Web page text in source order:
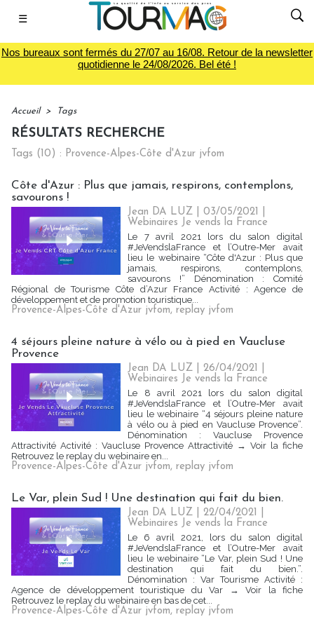
☰
Nos bureaux sont fermés du 27/07 au 16/08. Retour de la newsletter
quotidienne le 24/08/2026. Bel été !
Accueil > Tags
RÉSULTATS RECHERCHE
Tags (10) : Provence-Alpes-Côte d'Azur jvfom
Côte d'Azur : Plus que jamais, respirons, contemplons,
savourons !
Jean DA LUZ | 03/05/2021
Webinaires Je vends la France
Le 7 avril 2021 lors du salon digital
#JeVendslaFrance et l’Outre-Mer avait
lieu le webinaire “Côte d'Azur : Plus que
jamais, respirons, contemplons,
savourons !” Dénomination : Comité
Régional de Tourisme Côte d’Azur France Activité : Agence de
développement et de promotion touristique...
Provence-Alpes-Côte d'Azur jvfom, replay jvfom
4 séjours pleine nature à vélo ou à pied en Vaucluse
Provence
Jean DA LUZ | 26/04/2021
Webinaires Je vends la France
Le 8 avril 2021 lors du salon digital
#JeVendslaFrance et l’Outre-Mer avait
lieu le webinaire “4 séjours pleine nature
à vélo ou à pied en Vaucluse Provence”.
Dénomination : Vaucluse Provence
Attractivité Activité : Vaucluse Provence Attractivité → Voir la fiche
Retrouvez le replay du webinaire en...
Provence-Alpes-Côte d'Azur jvfom, replay jvfom
Le Var, plein Sud ! Une destination qui fait du bien.
Jean DA LUZ | 22/04/2021
Webinaires Je vends la France
Le 6 avril 2021, lors du salon digital
#JeVendslaFrance et l’Outre-Mer avait
lieu le webinaire “Le Var, plein Sud ! Une
destination qui fait du bien.”.
Dénomination : Var Tourisme Activité :
Agence de développement touristique du Var → Voir la fiche
Retrouvez le replay du webinaire en bas de cet...
Provence-Alpes-Côte d'Azur jvfom, replay jvfom